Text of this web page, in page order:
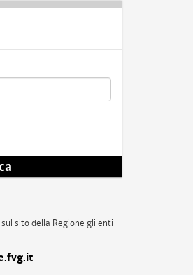
sito della Regione gli enti